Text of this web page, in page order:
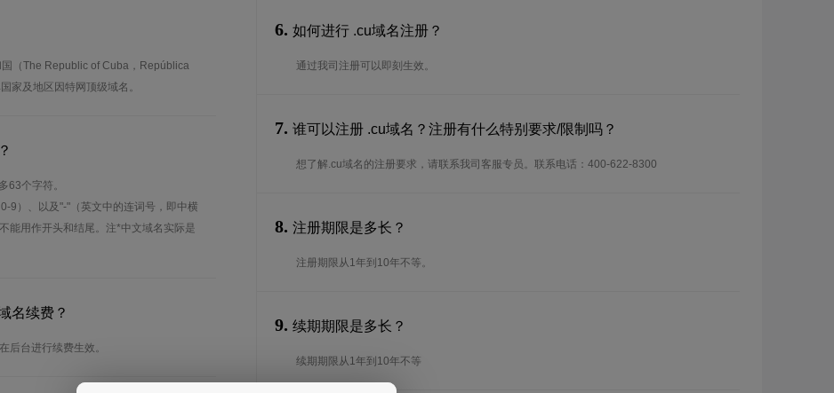
（The Republic of Cuba，República
家及地区因特网顶级域名。
63个字符。
9）、以及"-"（英文中的连词号，即中横
能用作开头和结尾。注*中文域名实际是
名续费？
后台进行续费生效。
6. 如何进行 .cu域名注册？
通过我司注册可以即刻生效。
7. 谁可以注册 .cu域名？注册有什么特别要求/限制吗？
想了解.cu域名的注册要求，请联系我司客服专员。联系电话：400-622-8300
8. 注册期限是多长？
注册期限从1年到10年不等。
9. 续期期限是多长？
续期期限从1年到10年不等